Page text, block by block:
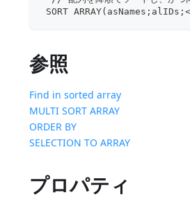
SORT
参照
Find in sorted array
MULTI SORT ARRAY
ORDER BY
SELECTION TO ARRAY
プロパティ